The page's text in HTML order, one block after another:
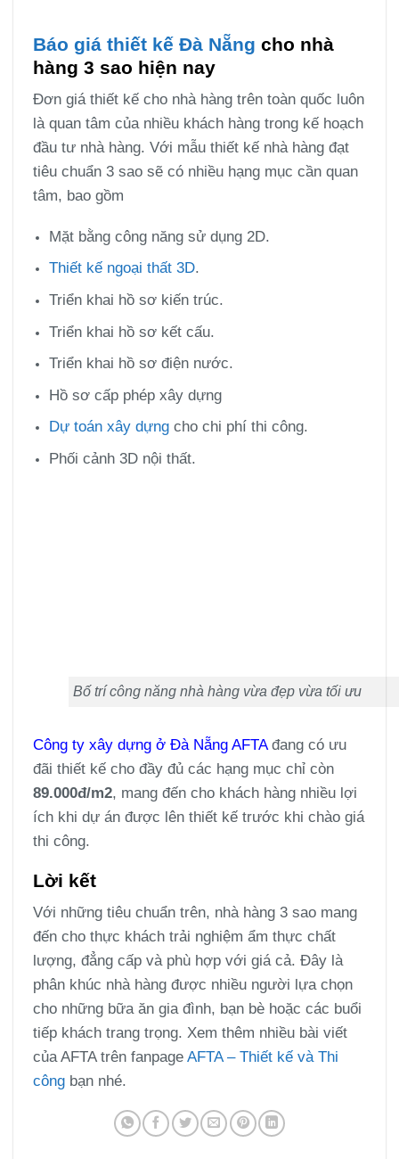
Báo giá thiết kế Đà Nẵng cho nhà
hàng 3 sao hiện nay
Đơn giá thiết kế cho nhà hàng trên toàn quốc luôn
là quan tâm của nhiều khách hàng trong kế hoạch
đầu tư nhà hàng. Với mẫu thiết kế nhà hàng đạt
tiêu chuẩn 3 sao sẽ có nhiều hạng mục cần quan
tâm, bao gồm
Mặt bằng công năng sử dụng 2D.
Thiết kế ngoại thất 3D.
Triển khai hồ sơ kiến trúc.
Triển khai hồ sơ kết cấu.
Triển khai hồ sơ điện nước.
Hồ sơ cấp phép xây dựng
Dự toán xây dựng cho chi phí thi công.
Phối cảnh 3D nội thất.
Bố trí công năng nhà hàng vừa đẹp vừa tối ưu
Công ty xây dựng ở Đà NẵngAFTAđang có ưu
đãi thiết kế cho đầy đủ các hạng mục chỉ còn
89.000đ/m2, mang đến cho khách hàng nhiều lợi
ích khi dự án được lên thiết kế trước khi chào giá
thi công.
Lời kết
Với những tiêu chuẩn trên, nhà hàng 3 sao mang
đến cho thực khách trải nghiệm ẩm thực chất
lượng, đẳng cấp và phù hợp với giá cả. Đây là
phân khúc nhà hàng được nhiều người lựa chọn
cho những bữa ăn gia đình, bạn bè hoặc các buổi
tiếp khách trang trọng. Xem thêm nhiều bài viết
của AFTA trên fanpage AFTA – Thiết kế và Thi
côngbạn nhé.